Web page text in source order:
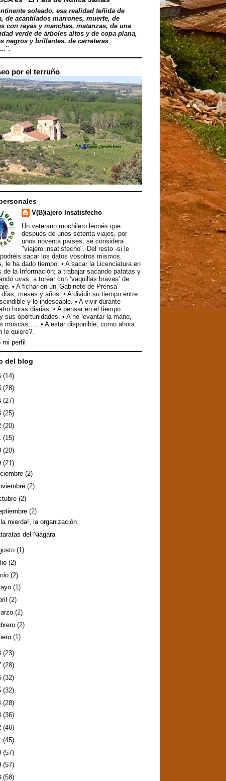
soleado, esa realidad teñida de
de acantilados marrones, muerte, de
con rayas y manchas, matanzas, de una
verde de árboles altos y de copa plana,
negros y brillantes, de carreteras
por el terruño
V(B)iajero Insatisfecho
Un veterano mochilero leonés que
después de unos setenta viajes, por
unos noventa países, se considera
"viajero insatisfecho". Del resto -si le
sacar los datos vosotros mismos.
le ha dado tiempo: • A sacar la Licenciatura en
de la Información; a trabajar sacando patatas y
uvas; a torear con ‘vaquillas bravas’ de
• A fichar en un 'Gabinete de Prensa'
meses y años. • A dividir su tiempo entre
y lo indeseable. • A vivir durante
horas diarias. • A pensar en el tiempo
sus oportunidades. • A no levantar la mano,
moscas….. • A estar disponible, como ahora.
le quiere?.
mi perfil
del blog
(14)
(28)
(27)
(25)
(20)
(15)
(20)
(21)
(2)
(2)
(2)
(2)
la mierda!, la organización
del Niágara
(1)
(2)
(2)
(1)
(2)
(2)
(2)
(1)
(23)
(28)
(32)
(32)
(28)
(36)
(46)
(45)
(57)
(57)
(58)